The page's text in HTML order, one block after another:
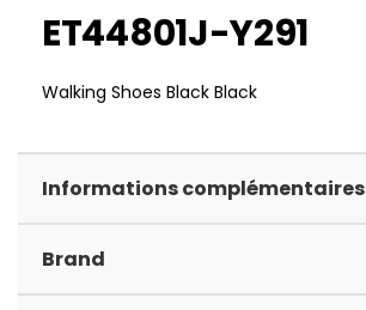
ET44801J-Y291
Walking Shoes Black Black
Informations complémentaires
Brand